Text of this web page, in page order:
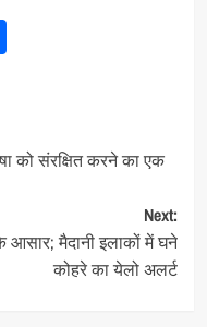
Share
को संरक्षित करने का एक
Next:
के आसार; मैदानी इलाकों में घने
कोहरे का येलो अलर्ट